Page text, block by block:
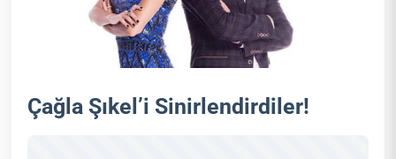
Çağla Şıkel’i Sinirlendirdiler!